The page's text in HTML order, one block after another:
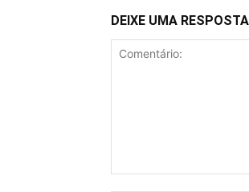
DEIXE UMA RESPOSTA